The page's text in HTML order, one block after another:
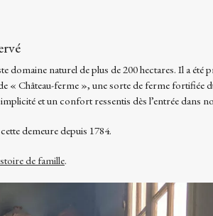
domaine naturel de plus de 200 hectares. Il a
« Château-ferme », une sorte de ferme fortifiée
et un confort ressentis dès l’entrée dans
demeure depuis 1784.
de famille.